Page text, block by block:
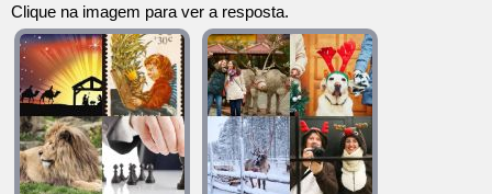
letras
e
digite
todas
as
letras:
Clique na imagem para ver a resposta.